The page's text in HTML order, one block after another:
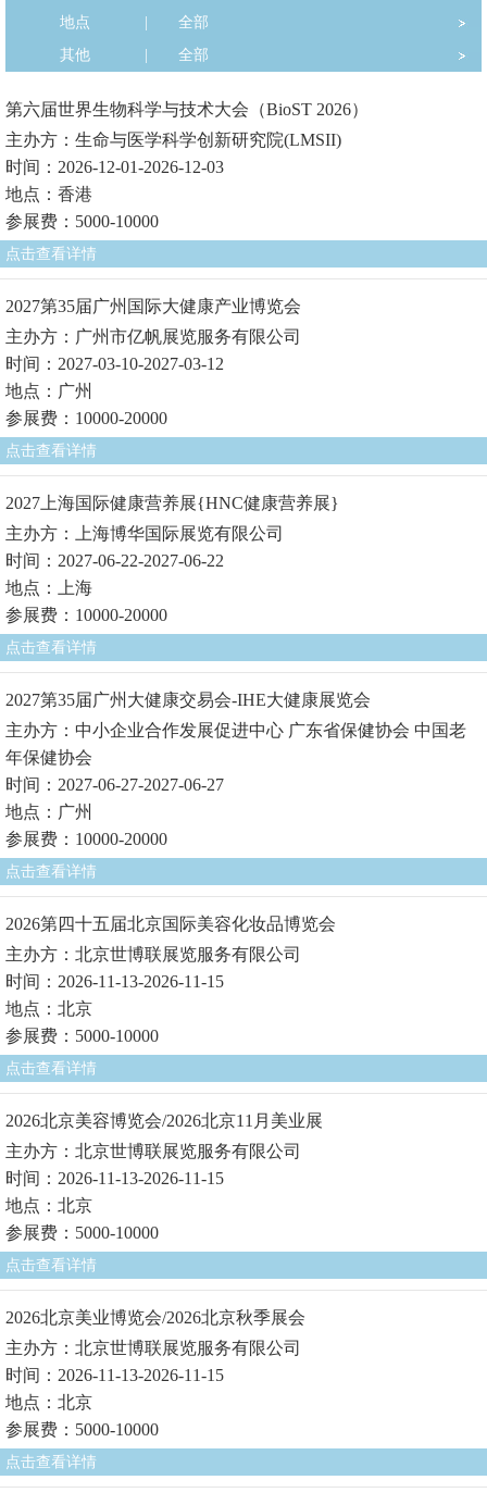
地点
全部
其他
全部
第六届世界生物科学与技术大会（BioST 2026）
主办方：生命与医学科学创新研究院(LMSII)
时间：2026-12-01-2026-12-03
地点：香港
参展费：5000-10000
点击查看详情
2027第35届广州国际大健康产业博览会
主办方：广州市亿帆展览服务有限公司
时间：2027-03-10-2027-03-12
地点：广州
参展费：10000-20000
点击查看详情
2027上海国际健康营养展{HNC健康营养展}
主办方：上海博华国际展览有限公司
时间：2027-06-22-2027-06-22
地点：上海
参展费：10000-20000
点击查看详情
2027第35届广州大健康交易会-IHE大健康展览会
主办方：中小企业合作发展促进中心 广东省保健协会 中国老
年保健协会
时间：2027-06-27-2027-06-27
地点：广州
参展费：10000-20000
点击查看详情
2026第四十五届北京国际美容化妆品博览会
主办方：北京世博联展览服务有限公司
时间：2026-11-13-2026-11-15
地点：北京
参展费：5000-10000
点击查看详情
2026北京美容博览会/2026北京11月美业展
主办方：北京世博联展览服务有限公司
时间：2026-11-13-2026-11-15
地点：北京
参展费：5000-10000
点击查看详情
2026北京美业博览会/2026北京秋季展会
主办方：北京世博联展览服务有限公司
时间：2026-11-13-2026-11-15
地点：北京
参展费：5000-10000
点击查看详情